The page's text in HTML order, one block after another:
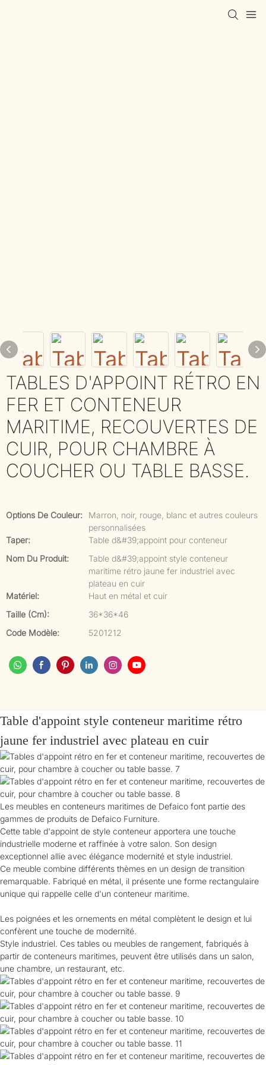
TABLES D'APPOINT RÉTRO EN
FER ET CONTENEUR
MARITIME, RECOUVERTES DE
CUIR, POUR CHAMBRE À
COUCHER OU TABLE BASSE.
Options De Couleur:
Marron, noir, rouge, blanc et autres couleurs
personnalisées
Taper:
Table d&#39;appoint pour conteneur
Nom Du Produit:
Table d&#39;appoint style conteneur
maritime rétro jaune fer industriel avec
plateau en cuir
Matériel:
Haut en métal et cuir
Taille (cm):
36*36*46
Code Modèle:
5201212
Table d'appoint style conteneur maritime rétro
jaune fer industriel avec plateau en cuir
Les meubles en conteneurs maritimes de Defaico font partie des
gammes de produits de Defaico Furniture.
Cette table d'appoint de style conteneur apportera une touche
industrielle moderne et raffinée à votre salon. Son design
exceptionnel allie avec élégance modernité et style industriel.
Ce meuble combine différents thèmes en un design de transition
remarquable. Fabriqué en métal, il présente une forme rectangulaire
unique qui rappelle celle d'un conteneur maritime.
Les poignées et les ornements en métal complètent le design et lui
confèrent une touche de modernité.
Style industriel. Ces tables ou meubles de rangement, fabriqués à
partir de conteneurs maritimes, peuvent être utilisés dans un salon,
une chambre, un restaurant, etc.